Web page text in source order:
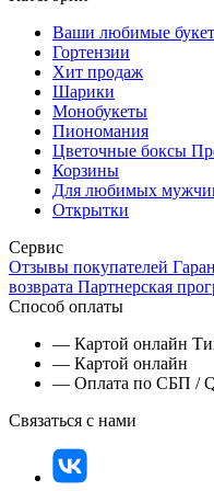
Ваши любимые
Гортензии
Хит продаж
Шарики
Монобукеты
Пиономания
Цветочные боксы
Корзины
Для любимых
Открытки
Сервис
Отзывы покупателей
возврата Партнерская
Способ оплаты
— Картой онлайн
— Картой онлайн
— Оплата по СБП /
Связаться с нами